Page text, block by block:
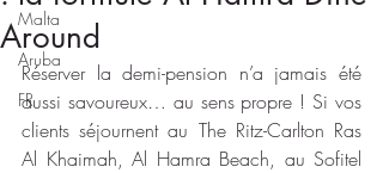
Malta
Aruba
FR
Around
Réserver la demi-pension n’a jamais été
aussi savoureux… au sens propre ! Si vos
clients séjournent au The Ritz-Carlton Ras
Al Khaimah, Al Hamra Beach, au Sofitel